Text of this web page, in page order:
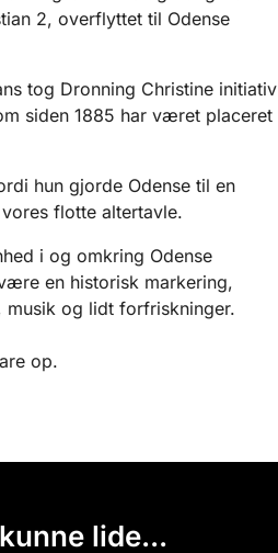
2, overflyttet til Odense
tog Dronning Christine initiativ
siden 1885 har været placeret
hun gjorde Odense til en
flotte altertavle.
i og omkring Odense
en historisk markering,
musik og lidt forfriskninger.
op.
lide...